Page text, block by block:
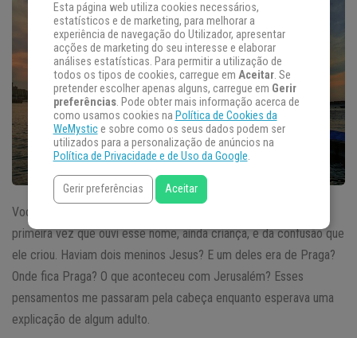
Você já ouviu falar no
primeira vez que ouvi esse nome, ainda criança, e da confusão que
ele criou. Haviam dois meninos Jesus? E um deles era de Praga?
Onde fica Praga? O que aconteceu com Jerusalém? Esses
pensamentos me passaram pela cabeça enquanto esperava uma
explicação de algum adulto.
Esta página web utiliza cookies necessários,
estatísticos e de marketing, para melhorar a
experiência de navegação do Utilizador, apresentar
acções de marketing do seu interesse e elaborar
análises estatísticas. Para permitir a utilização de
todos os tipos de cookies, carregue em Aceitar. Se
pretender escolher apenas alguns, carregue em Gerir
preferências. Pode obter mais informação acerca de
como usamos cookies na Política de Cookies da
WeMystice sobre como os seus dados podem ser
utilizados para a personalização de anúncios na
Política de Privacidade e de Uso da Google.
Gerir preferências Aceitar